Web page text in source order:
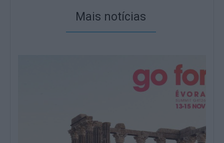
Mais notícias